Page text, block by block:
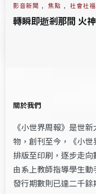
影音新聞 , 焦點 , 社會社福
轉瞬即逝剎那間 火
關於我們
《小世界周報》是世
物，創刊至今，《小世
排版至印刷，逐步走
由系上教師指導學生動
發行期數則已達二千餘